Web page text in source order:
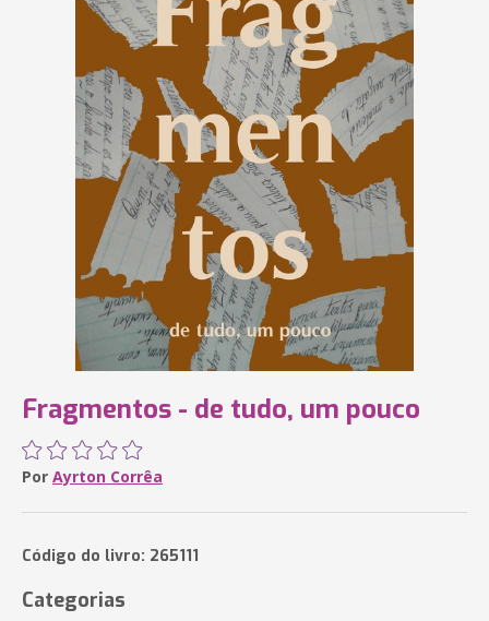
Fragmentos - de tudo, um pouco
Por Ayrton Corrêa
Código do livro: 265111
Categorias